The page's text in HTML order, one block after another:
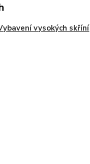
vysokých skříní